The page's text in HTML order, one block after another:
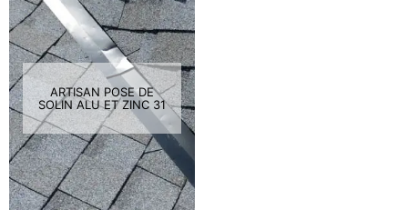
ARTISAN POSE DE
SOLIN ALU ET ZINC 31